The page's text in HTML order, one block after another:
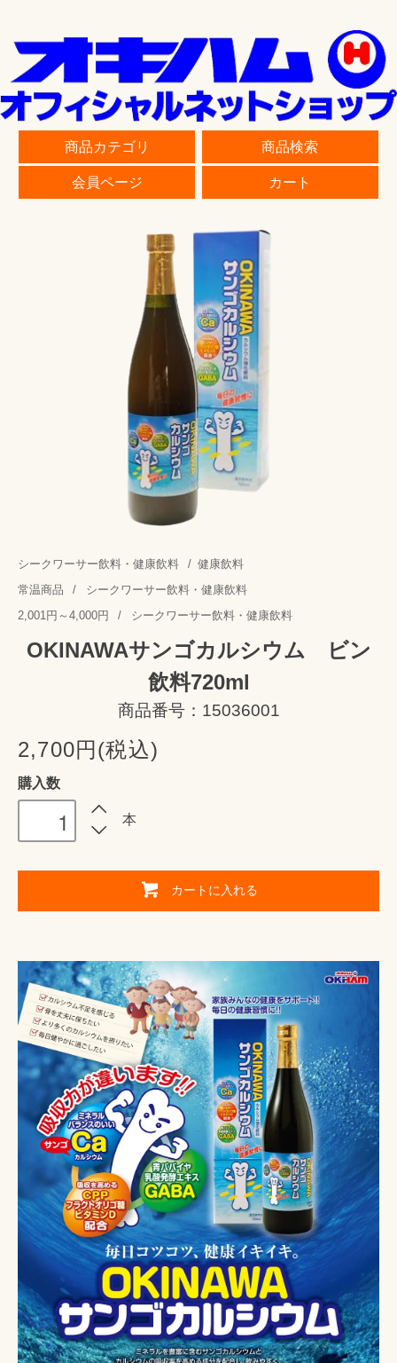
商品カテゴリ 商品検索
会員ページ カート
シークワーサー飲料・健康飲料 / 健康飲料
常温商品
/
シークワーサー飲料・健康飲料
2,001円～4,000円
/ シークワーサー飲料・健康飲料
OKINAWAサンゴカルシウム ビン
飲料720ml
商品番号：15036001
2,700円(税込)
購入数
本
カートに入れる